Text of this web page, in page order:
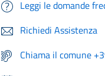
Leggi le domande
Richiedi Assistenza
Chiama il comune